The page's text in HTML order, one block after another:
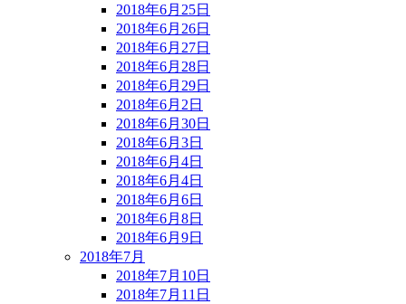
2018年6月25日
2018年6月26日
2018年6月27日
2018年6月28日
2018年6月29日
2018年6月2日
2018年6月30日
2018年6月3日
2018年6月4日
2018年6月4日
2018年6月6日
2018年6月8日
2018年6月9日
2018年7月
2018年7月10日
2018年7月11日